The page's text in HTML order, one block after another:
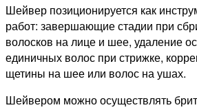
Шейвер позиционируется как
работ: завершающие стадии при
волосков на лице и шее, удаление
единичных волос при стрижке,
щетины на шее или волос на ушах.
Шейвером можно осуществлять